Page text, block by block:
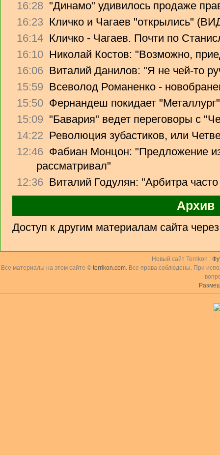
16:28 "Динамо" удивилось продаже
16:23 Кличко и Чагаев "открылись"
16:14 Кличко - Чагаев. Почти по
16:10 Николай Костов: "Возможно,
16:06 Виталий Данилов: "Я не чей-то
15:59 Всеволод Романенко -
15:50 Фернандеш покидает "Металлург"
15:09 "Бавария" ведет переговоры с
14:22 Революция зубастиков, или
12:46 Фабиан Монцон: "Предложение
рассматривал"
12:36 Виталий Годулян: "Арбитра
Архив
Доступ к другим материалам сайта
Новый сайт Terrikon :
Все материалы на этом сайте © terrikon.com. Все права соблюдены. При